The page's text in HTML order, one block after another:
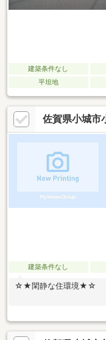
建築条件なし
平坦地
佐賀県小城市
建築条件なし
☆★閑静な住環境★☆